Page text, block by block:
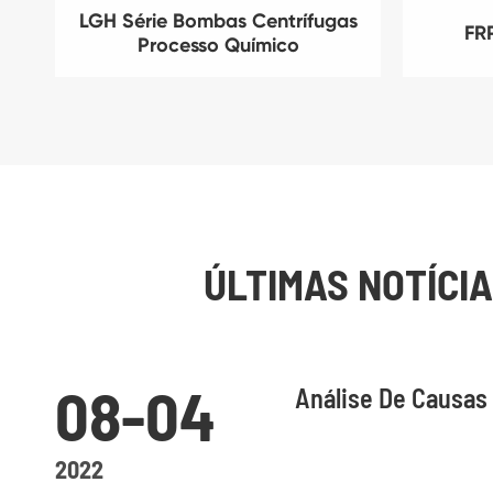
LGH Série Bombas Centrífugas
Processo Químico
ÚLTIMAS
08-04
2022
Análise De